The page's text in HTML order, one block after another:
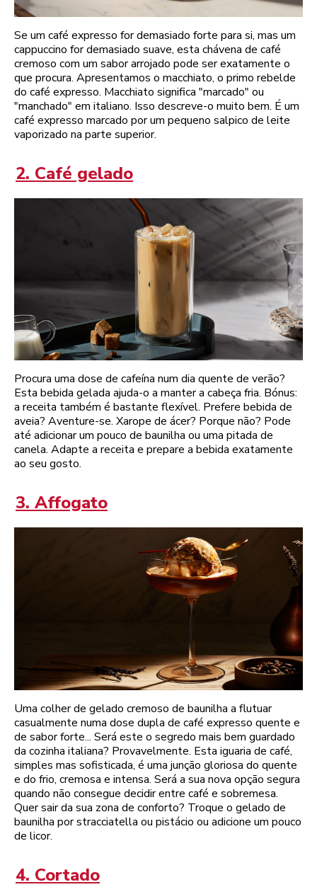
Se um café expresso for demasiado forte para si, mas um
cappuccino for demasiado suave, esta chávena de café
cremoso com um sabor arrojado pode ser exatamente o
que procura. Apresentamos o macchiato, o primo rebelde
do café expresso. Macchiato significa "marcado" ou
"manchado" em italiano. Isso descreve-o muito bem. É um
café expresso marcado por um pequeno salpico de leite
vaporizado na parte superior.
2. Café gelado
Procura uma dose de cafeína num dia quente de verão?
Esta bebida gelada ajuda-o a manter a cabeça fria. Bónus:
a receita também é bastante flexível. Prefere bebida de
aveia? Aventure-se. Xarope de ácer? Porque não? Pode
até adicionar um pouco de baunilha ou uma pitada de
canela. Adapte a receita e prepare a bebida exatamente
ao seu gosto.
3. Affogato
Uma colher de gelado cremoso de baunilha a flutuar
casualmente numa dose dupla de café expresso quente e
de sabor forte... Será este o segredo mais bem guardado
da cozinha italiana? Provavelmente. Esta iguaria de café,
simples mas sofisticada, é uma junção gloriosa do quente
e do frio, cremosa e intensa. Será a sua nova opção segura
quando não consegue decidir entre café e sobremesa.
Quer sair da sua zona de conforto? Troque o gelado de
baunilha por stracciatella ou pistácio ou adicione um pouco
de licor.
4. Cortado